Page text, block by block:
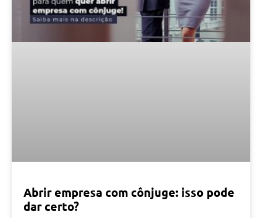
Abrir empresa com cônjuge: isso pode
dar certo?